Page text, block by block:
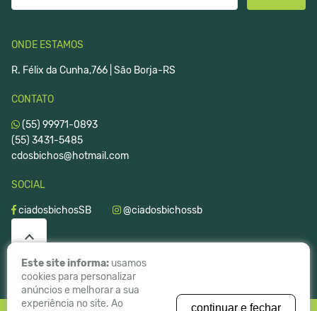
ONDE ESTAMOS
R. Félix da Cunha,766 | São Borja-RS
CONTATO
(55) 99971-0893
(55) 3431-5485
cdosbichos@hotmail.com
SOCIAL
ciadosbichosSB @ciadosbichossb
Este site informa: usamos
cookies para personalizar
anúncios e melhorar a sua
experiência no site. Ao
continuar e fechar